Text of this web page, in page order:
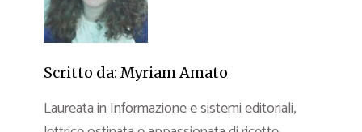
Scritto da: Myriam Amato
Laureata in Informazione e sistemi editoriali,